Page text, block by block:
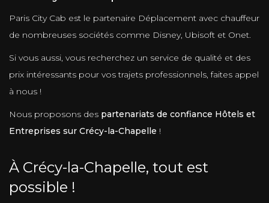
Paris City Cab est le partenaire Déplacement avec chauffeur
de nombreuses sociétés comme Disney, Ubisoft et Onet.
Si vous aussi, vous recherchez un service de qualité et des
prix intéressants pour vos trajets professionnels, faites appel
à nous !
Nous proposons des partenariats de confiance Hôtels et
Entreprises sur Crécy-la-Chapelle !
À Crécy-la-Chapelle, tout est
possible !